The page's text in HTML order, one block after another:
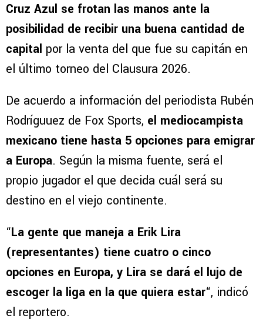
Cruz Azul se frotan las manos ante la
posibilidad de recibir una buena cantidad de
capital por la venta del que fue su capitán en
el último torneo del Clausura 2026.
De acuerdo a información del periodista Rubén
Rodríguuez de Fox Sports, el mediocampista
mexicano tiene hasta 5 opciones para emigrar
a Europa. Según la misma fuente, será el
propio jugador el que decida cuál será su
destino en el viejo continente.
“La gente que maneja a Erik Lira
(representantes) tiene cuatro o cinco
opciones en Europa, y Lira se dará el lujo de
escoger la liga en la que quiera estar“, indicó
el reportero.